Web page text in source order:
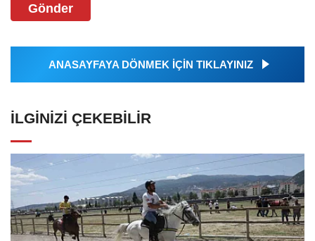
Gönder
ANASAYFAYA DÖNMEK İÇİN TIKLAYINIZ
İLGINIZI ÇEKEBILIR